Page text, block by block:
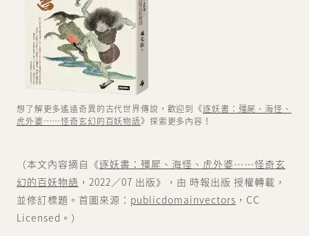
想了解更多遙遠奇異的古代世界傳說，歡迎到《逐妖書：殭屍、海怪、
虎外婆……怪奇玄幻的百妖物語》探索更多內容！
（本文內容摘自《逐妖書：殭屍、海怪、虎外婆……怪奇玄
幻的百妖物語 ，2022／07 出版》，由 時報出版 授權轉載，
並修訂標題。首圖來源： publicdomainvectors ，CC
Licensed。）